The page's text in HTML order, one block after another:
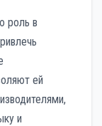
роль в
ей
и